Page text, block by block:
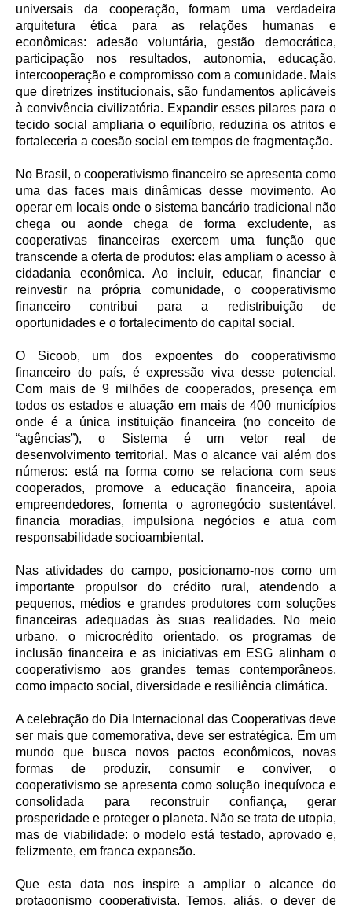
universais da cooperação, formam uma verdadeira
arquitetura ética para as relações humanas e
econômicas: adesão voluntária, gestão democrática,
participação nos resultados, autonomia, educação,
intercooperação e compromisso com a comunidade. Mais
que diretrizes institucionais, são fundamentos aplicáveis
à convivência civilizatória. Expandir esses pilares para o
tecido social ampliaria o equilíbrio, reduziria os atritos e
fortaleceria a coesão social em tempos de fragmentação.
No Brasil, o cooperativismo financeiro se apresenta como
uma das faces mais dinâmicas desse movimento. Ao
operar em locais onde o sistema bancário tradicional não
chega ou aonde chega de forma excludente, as
cooperativas financeiras exercem uma função que
transcende a oferta de produtos: elas ampliam o acesso à
cidadania econômica. Ao incluir, educar, financiar e
reinvestir na própria comunidade, o cooperativismo
financeiro contribui para a redistribuição de
oportunidades e o fortalecimento do capital social.
O Sicoob, um dos expoentes do cooperativismo
financeiro do país, é expressão viva desse potencial.
Com mais de 9 milhões de cooperados, presença em
todos os estados e atuação em mais de 400 municípios
onde é a única instituição financeira (no conceito de
“agências”), o Sistema é um vetor real de
desenvolvimento territorial. Mas o alcance vai além dos
números: está na forma como se relaciona com seus
cooperados, promove a educação financeira, apoia
empreendedores, fomenta o agronegócio sustentável,
financia moradias, impulsiona negócios e atua com
responsabilidade socioambiental.
Nas atividades do campo, posicionamo-nos como um
importante propulsor do crédito rural, atendendo a
pequenos, médios e grandes produtores com soluções
financeiras adequadas às suas realidades. No meio
urbano, o microcrédito orientado, os programas de
inclusão financeira e as iniciativas em ESG alinham o
cooperativismo aos grandes temas contemporâneos,
como impacto social, diversidade e resiliência climática.
A celebração do Dia Internacional das Cooperativas deve
ser mais que comemorativa, deve ser estratégica. Em um
mundo que busca novos pactos econômicos, novas
formas de produzir, consumir e conviver, o
cooperativismo se apresenta como solução inequívoca e
consolidada para reconstruir confiança, gerar
prosperidade e proteger o planeta. Não se trata de utopia,
mas de viabilidade: o modelo está testado, aprovado e,
felizmente, em franca expansão.
Que esta data nos inspire a ampliar o alcance do
protagonismo cooperativista. Temos, aliás, o dever de